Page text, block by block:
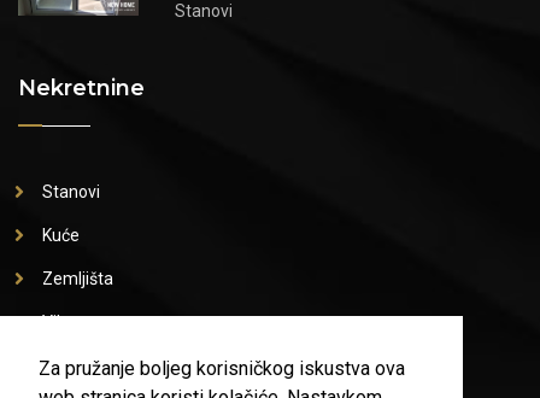
Za pružanje boljeg korisničkog iskustva ova
Stanovi
Nekretnine
Stanovi
Kuće
Zemljišta
Vile
Poslovni prostori